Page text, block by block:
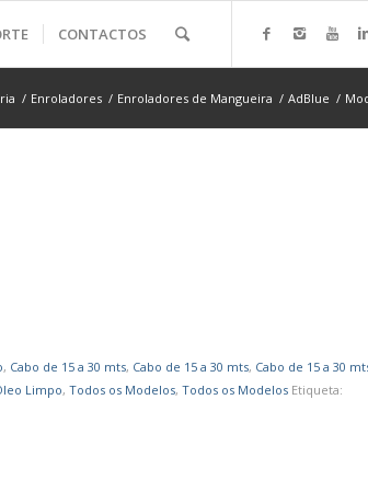
CONTACTOS
/ Enroladores / Enroladores de Mangueira / AdBlue /
, Cabo de 15 a 30 mts, Cabo de 15 a 30 mts, Cabo de 15 a 30
Limpo, Todos os Modelos, Todos os Modelos Etiqueta: